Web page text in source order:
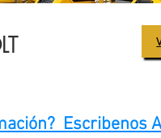
Escribenos